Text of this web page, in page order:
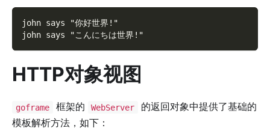
john says "你好世界!"
john says "こんにちは世界!"
HTTP对象视图
goframe 框架的 WebServer
的返回对象中提供了基础的
模板解析方法，如下：